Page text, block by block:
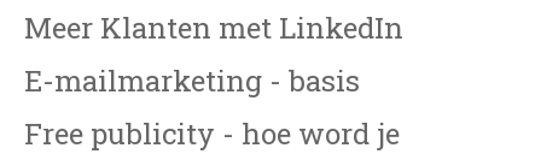
Meer Klanten met LinkedIn
E-mailmarketing - basis
Free publicity - hoe word je